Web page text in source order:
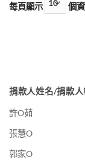
每頁顯示 個
捐款人姓名/捐款
許O茹
張慧O
郭家O